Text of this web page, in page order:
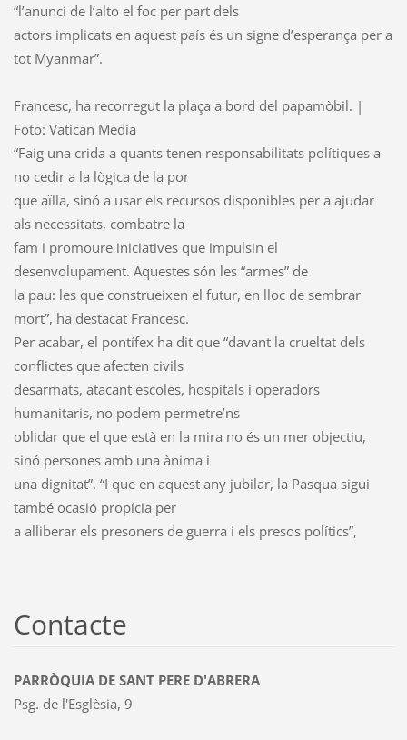
“l’anunci de l’alto el foc per part dels
actors implicats en aquest país és un signe d’esperança per a
tot Myanmar”.
Francesc, ha recorregut la plaça a bord del papamòbil. |
Foto: Vatican Media
“Faig una crida a quants tenen responsabilitats polítiques a
no cedir a la lògica de la por
que aïlla, sinó a usar els recursos disponibles per a ajudar
als necessitats, combatre la
fam i promoure iniciatives que impulsin el
desenvolupament. Aquestes són les “armes” de
la pau: les que construeixen el futur, en lloc de sembrar
mort”, ha destacat Francesc.
Per acabar, el pontífex ha dit que “davant la crueltat dels
conflictes que afecten civils
desarmats, atacant escoles, hospitals i operadors
humanitaris, no podem permetre’ns
oblidar que el que està en la mira no és un mer objectiu,
sinó persones amb una ànima i
una dignitat”. “I que en aquest any jubilar, la Pasqua sigui
també ocasió propícia per
a alliberar els presoners de guerra i els presos polítics”,
Contacte
PARRÒQUIA DE SANT PERE D'ABRERA
Psg. de l'Esglèsia, 9